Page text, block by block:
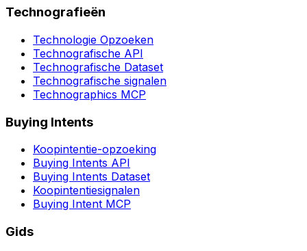
Technografieën
Technologie Opzoeken
Technografische API
Technografische Dataset
Technografische signalen
Technographics MCP
Buying Intents
Koopintentie-opzoeking
Buying Intents API
Buying Intents Dataset
Koopintentiesignalen
Buying Intent MCP
Gids